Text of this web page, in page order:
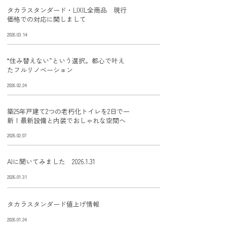
タカラスタンダード・LIXIL全商品 現行
価格での対応に関しまして
2026.03.14
“住み替えない”という選択。都心で叶え
たフルリノベーション
2026.02.24
築25年戸建て2つの老朽化トイレを2日で一
新！最新設備と内装でおしゃれな空間へ
2026.02.07
AIに聞いてみました 2026.1.31
2026.01.31
タカラスタンダード値上げ情報
2026.01.24